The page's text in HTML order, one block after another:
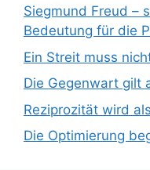
Siegmund Freud –
Bedeutung für die
Ein Streit muss
Die Gegenwart gilt
Reziprozität wird
Die Optimierung